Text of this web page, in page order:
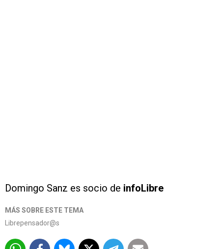
Domingo Sanz es socio de infoLibre
MÁS SOBRE ESTE TEMA
Librepensador@s